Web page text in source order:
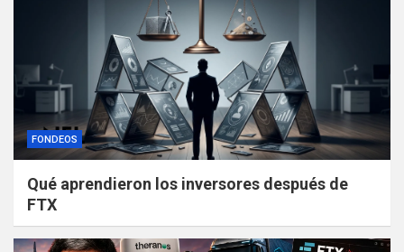
FONDEOS
Qué aprendieron los inversores después de
FTX